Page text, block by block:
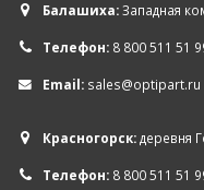
Балашиха:Западная
Телефон: 8 800 511 51
Email: sales@optipart.ru
Красногорск:деревня
Телефон: 8 800 511 51